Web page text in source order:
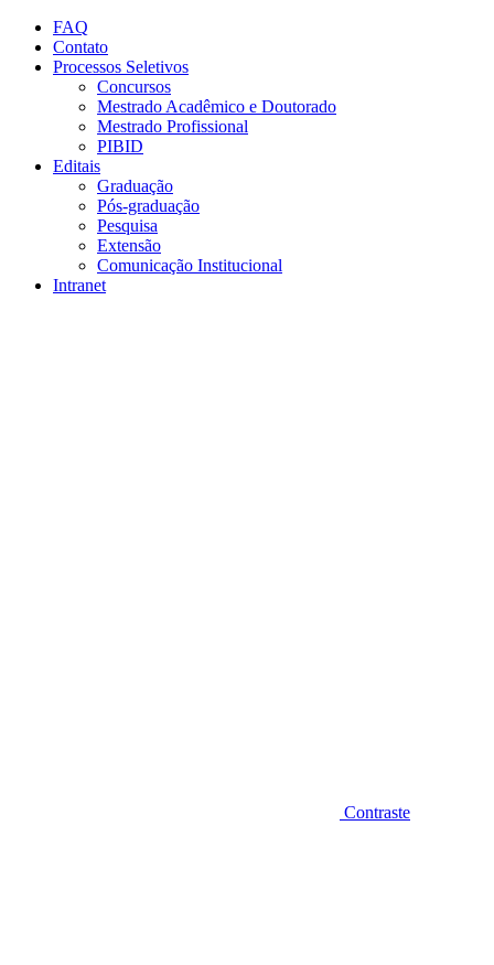
Conteúdo principal
FAQ
Contato
Processos Seletivos
Concursos
Mestrado Acadêmico e Doutorado
Mestrado Profissional
PIBID
Editais
Graduação
Pós-graduação
Pesquisa
Extensão
Comunicação Institucional
Intranet
Contraste